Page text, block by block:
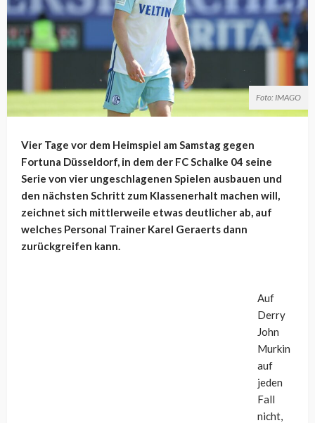
Foto: IMAGO
Vier Tage vor dem Heimspiel am Samstag gegen
Fortuna Düsseldorf, in dem der FC Schalke 04 seine
Serie von vier ungeschlagenen Spielen ausbauen und
den nächsten Schritt zum Klassenerhalt machen will,
zeichnet sich mittlerweile etwas deutlicher ab, auf
welches Personal Trainer Karel Geraerts dann
zurückgreifen kann.
Auf
Derry
John
Murkin
auf
jeden
Fall
nicht,